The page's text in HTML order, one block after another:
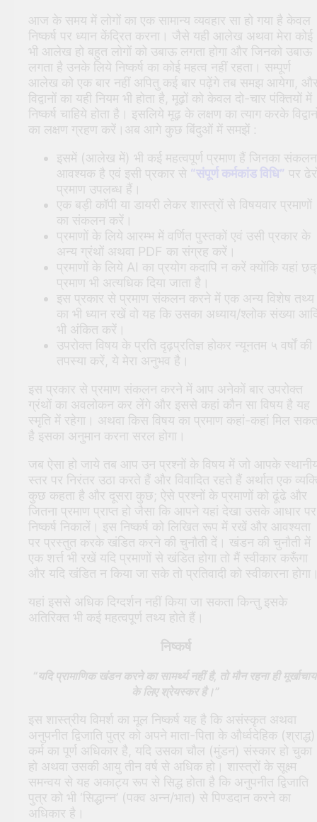
आज के समय में लोगों का एक सामान्य व्यवहार सा हो गया है केवल
निष्कर्ष पर ध्यान केंद्रित करना। जैसे यही आलेख अथवा मेरा कोई
भी आलेख हो बहुत लोगों को उबाऊ लगता होगा और जिनको उबाऊ
लगता है उनके लिये निष्कर्ष का कोई महत्व नहीं रहता। सम्पूर्ण
आलेख को एक बार नहीं अपितु कई बार पढ़ेंगे तब समझ आयेगा,
विद्वानों का यही नियम भी होता है, मूढ़ों को केवल दो-चार पंक्तियों में
निष्कर्ष चाहिये होता है। इसलिये मूढ़ के लक्षण का त्याग करके
का लक्षण ग्रहण करें।अब आगे कुछ बिंदुओं में समझें :
इसमें (आलेख में) भी कई महत्वपूर्ण प्रमाण हैं जिनका संकलन
आवश्यक है एवं इसी प्रकार से “संपूर्ण कर्मकांड विधि” पर
प्रमाण उपलब्ध हैं।
एक बड़ी कॉपी या डायरी लेकर शास्त्रों से विषयवार प्रमाणों
का संकलन करें।
प्रमाणों के लिये आरम्भ में वर्णित पुस्तकों एवं उसी प्रकार के
अन्य ग्रंथों अथवा PDF का संग्रह करें।
प्रमाणों के लिये AI का प्रयोग कदापि न करें क्योंकि यहां
प्रमाण भी अत्यधिक दिया जाता है।
इस प्रकार से प्रमाण संकलन करने में एक अन्य विशेष तथ्य
का भी ध्यान रखें वो यह कि उसका अध्याय/श्लोक संख्या
भी अंकित करें।
उपरोक्त विषय के प्रति दृढ़प्रतिज्ञ होकर न्यूनतम ५ वर्षों की
तपस्या करें, ये मेरा अनुभव है।
इस प्रकार से प्रमाण संकलन करने में आप अनेकों बार उपरोक्त
ग्रंथों का अवलोकन कर लेंगे और इससे कहां कौन सा विषय है यह
स्मृति में रहेगा। अथवा किस विषय का प्रमाण कहां-कहां मिल
है इसका अनुमान करना सरल होगा।
जब ऐसा हो जाये तब आप उन प्रश्नों के विषय में जो आपके
स्तर पर निरंतर उठा करते हैं और विवादित रहते हैं अर्थात एक
कुछ कहता है और दूसरा कुछ; ऐसे प्रश्नों के प्रमाणों को ढूंढे और
जितना प्रमाण प्राप्त हो जैसा कि आपने यहां देखा उसके आधार पर
निष्कर्ष निकालें। इस निष्कर्ष को लिखित रूप में रखें और आवश्यता
पर प्रस्तुत करके खंडित करने की चुनौती दें। खंडन की चुनौती में
एक शर्त्त भी रखें यदि प्रमाणों से खंडित होगा तो मैं स्वीकार करूँगा
और यदि खंडित न किया जा सके तो प्रतिवादी को स्वीकारना
यहां इससे अधिक दिग्दर्शन नहीं किया जा सकता किन्तु इसके
अतिरिक्त भी कई महत्वपूर्ण तथ्य होते हैं।
निष्कर्ष
“यदि प्रामाणिक खंडन करने का सामर्थ्य नहीं है, तो मौन रहना ही
के लिए श्रेयस्कर है।”
इस शास्त्रीय विमर्श का मूल निष्कर्ष यह है कि असंस्कृत अथवा
अनुपनीत द्विजाति पुत्र को अपने माता-पिता के और्ध्वदेहिक (श्राद्ध)
कर्म का पूर्ण अधिकार है, यदि उसका चौल (मुंडन) संस्कार हो चुका
हो अथवा उसकी आयु तीन वर्ष से अधिक हो। शास्त्रों के सूक्ष्म
समन्वय से यह अकाट्य रूप से सिद्ध होता है कि अनुपनीत द्विजाति
पुत्र को भी ‘सिद्धान्न’ (पक्व अन्न/भात) से पिण्डदान करने का
अधिकार है।